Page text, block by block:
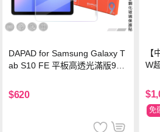
DAPAD for Samsung Galaxy T
ab S10 FE 平板高透光滿版9H
$620
W
免